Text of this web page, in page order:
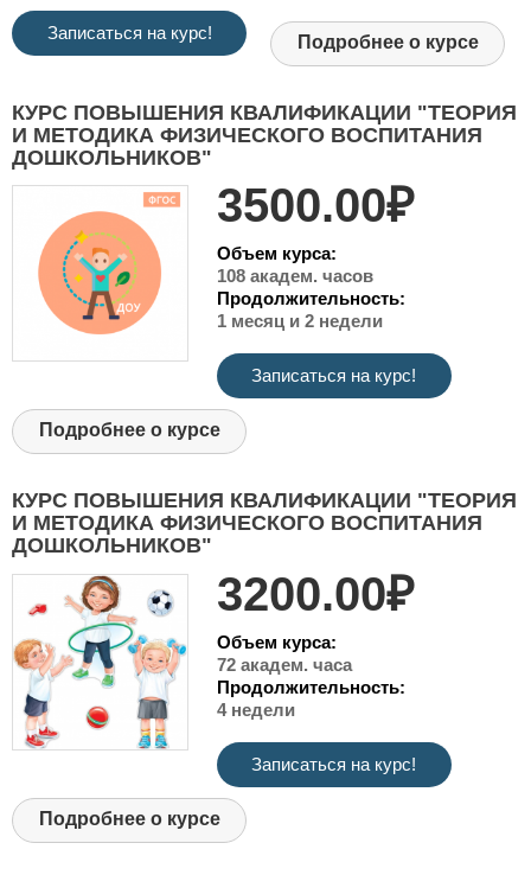
Записаться на курс! Подробнее о курсе
КУРС ПОВЫШЕНИЯ КВАЛИФИКАЦИИ "ТЕОРИЯ
И МЕТОДИКА ФИЗИЧЕСКОГО ВОСПИТАНИЯ
ДОШКОЛЬНИКОВ"
3500.00₽
Объем курса:
108 академ. часов
Продолжительность:
1 месяц и 2 недели
Записаться на курс!
Подробнее о курсе
КУРС ПОВЫШЕНИЯ КВАЛИФИКАЦИИ "ТЕОРИЯ
И МЕТОДИКА ФИЗИЧЕСКОГО ВОСПИТАНИЯ
ДОШКОЛЬНИКОВ"
3200.00₽
Объем курса:
72 академ. часа
Продолжительность:
4 недели
Записаться на курс!
Подробнее о курсе